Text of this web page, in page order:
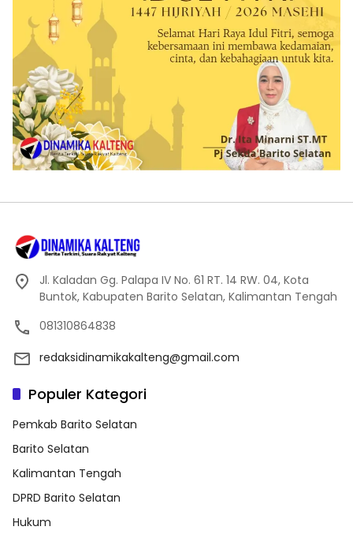
Jl. Kaladan Gg. Palapa IV No. 61 RT. 14 RW. 04, Kota
Buntok, Kabupaten Barito Selatan, Kalimantan Tengah
081310864838
redaksidinamikakalteng@gmail.com
Populer Kategori
Pemkab Barito Selatan
Barito Selatan
Kalimantan Tengah
DPRD Barito Selatan
Hukum